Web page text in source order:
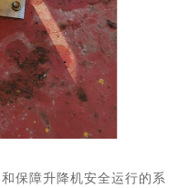
保障升降机安全运行的系